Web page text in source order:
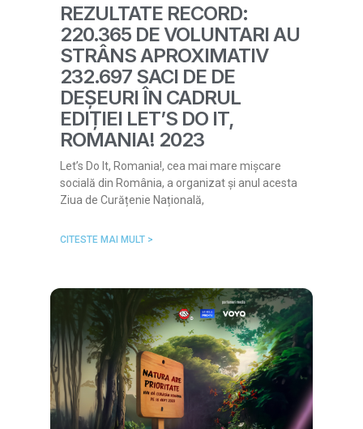
REZULTATE RECORD:
220.365 DE VOLUNTARI AU
STRÂNS APROXIMATIV
232.697 SACI DE DE
DEȘEURI ÎN CADRUL
EDIȚIEI LET’S DO IT,
ROMANIA! 2023
Let’s Do It, Romania!, cea mai mare mișcare
socială din România, a organizat și anul acesta
Ziua de Curățenie Națională,
CITESTE MAI MULT >